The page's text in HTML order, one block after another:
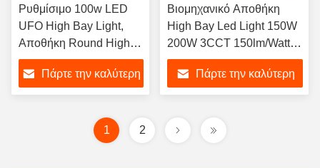
Ρυθμίσιμο 100w LED
UFO High Bay Light,
Αποθήκη Round High
Bay LED Lighting
Πάρτε την καλύτερη
Βιομηχανικό Αποθήκη
High Bay Led Light 150W
200W 3CCT 150lm/Watt
IP65 UL DLC Dimmable
OEM ODMΠάρτε την καλύτερη
1 2